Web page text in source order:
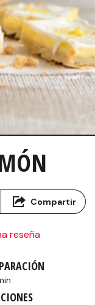
Compartir
reseña